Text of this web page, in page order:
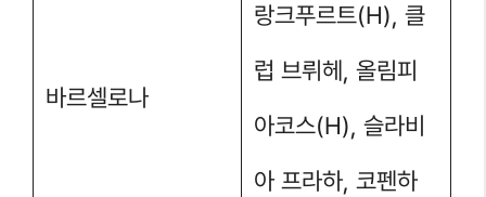
바르셀로나
랑크푸르트(H), 클
럽 브뤼헤, 올림피
아코스(H), 슬라비
아 프라하, 코펜하